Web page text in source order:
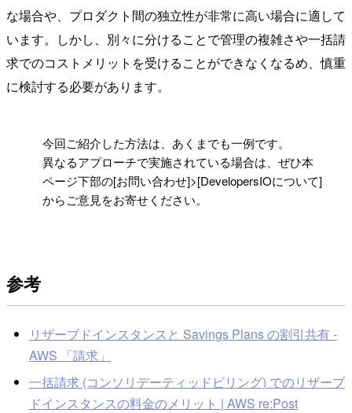
な場合や、プロダクト間の独立性が非常に高い場合に適して
います。しかし、別々に分けることで管理の複雑さや一括請
求でのコストメリットを受けることができなくなるめ、慎重
に検討する必要があります。
今回ご紹介した方法は、あくまでも一例です。
異なるアプローチで実施されている場合は、ぜひ本
ページ下部の[お問い合わせ]>[DevelopersIOについて]
からご意見をお寄せください。
参考
リザーブドインスタンスと Savings Plans の割引共有 -
AWS 「請求」
一括請求 (コンソリデーティッドビリング) でのリザーブ
ドインスタンスの料金のメリット | AWS re:Post